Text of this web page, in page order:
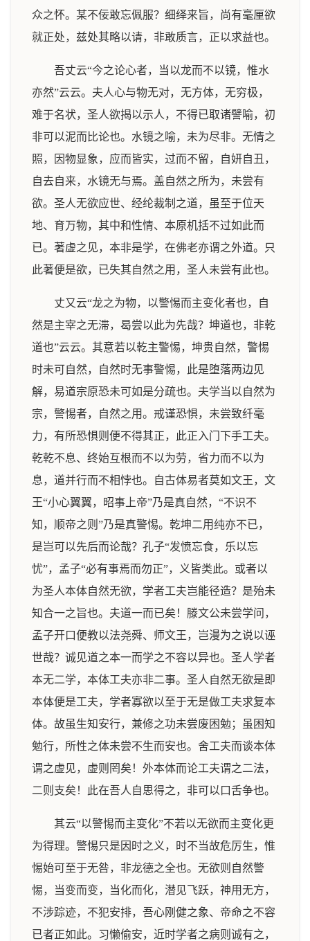
众之怀。某不佞敢忘佩服？细绎来旨，尚有毫厘欲
就正处，兹处其略以请，非敢质言，正以求益也。
吾丈云“今之论心者，当以龙而不以镜，惟水
亦然”云云。夫人心与物无对，无方体，无穷极，
难于名状，圣人欲揭以示人，不得已取诸譬喻，初
非可以泥而比论也。水镜之喻，未为尽非。无情之
照，因物显象，应而皆实，过而不留，自妍自丑，
自去自来，水镜无与焉。盖自然之所为，未尝有
欲。圣人无欲应世、经纶裁制之道，虽至于位天
地、育万物，其中和性情、本原机括不过如此而
已。著虚之见，本非是学，在佛老亦谓之外道。只
此著便是欲，已失其自然之用，圣人未尝有此也。
丈又云“龙之为物，以警惕而主变化者也，自
然是主宰之无滞，曷尝以此为先哉？坤道也，非乾
道也”云云。其意若以乾主警惕，坤贵自然，警惕
时未可自然，自然时无事警惕，此是堕落两边见
解，易道宗原恐未可如是分疏也。夫学当以自然为
宗，警惕者，自然之用。戒谨恐惧，未尝致纤毫
力，有所恐惧则便不得其正，此正入门下手工夫。
乾乾不息、终始互根而不以为劳，省力而不以为
息，道并行而不相悖也。自古体易者莫如文王，文
王“小心翼翼，昭事上帝”乃是真自然，“不识不
知，顺帝之则”乃是真警惕。乾坤二用纯亦不已，
是岂可以先后而论哉？孔子“发愤忘食，乐以忘
忧”，孟子“必有事焉而勿正”，义皆类此。或者以
为圣人本体自然无欲，学者工夫岂能径造？是殆未
知合一之旨也。夫道一而已矣！滕文公未尝学问，
孟子开口便教以法尧舜、师文王，岂漫为之说以诬
世哉？诚见道之本一而学之不容以异也。圣人学者
本无二学，本体工夫亦非二事。圣人自然无欲是即
本体便是工夫，学者寡欲以至于无是做工夫求复本
体。故虽生知安行，兼修之功未尝废困勉；虽困知
勉行，所性之体未尝不生而安也。舍工夫而谈本体
谓之虚见，虚则罔矣！外本体而论工夫谓之二法，
二则支矣！此在吾人自思得之，非可以口舌争也。
其云“以警惕而主变化”不若以无欲而主变化更
为得理。警惕只是因时之义，时不当故危厉生，惟
惕始可至于无咎，非龙德之全也。无欲则自然警
惕，当变而变，当化而化，潜见飞跃，神用无方，
不涉踪迹，不犯安排，吾心刚健之象、帝命之不容
已者正如此。习懒偷安，近时学者之病则诚有之，